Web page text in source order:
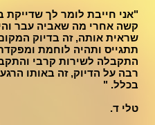
"אני חייבת לומר לך
קשה אחרי מה שאביה עבר
שראית אותה, זה בדיוק
תתגייס ותהיה לוחמת
התקבלה לשירות קרבי
רבה על הדיוק, זה באותו
בכלל. "
טלי ד.